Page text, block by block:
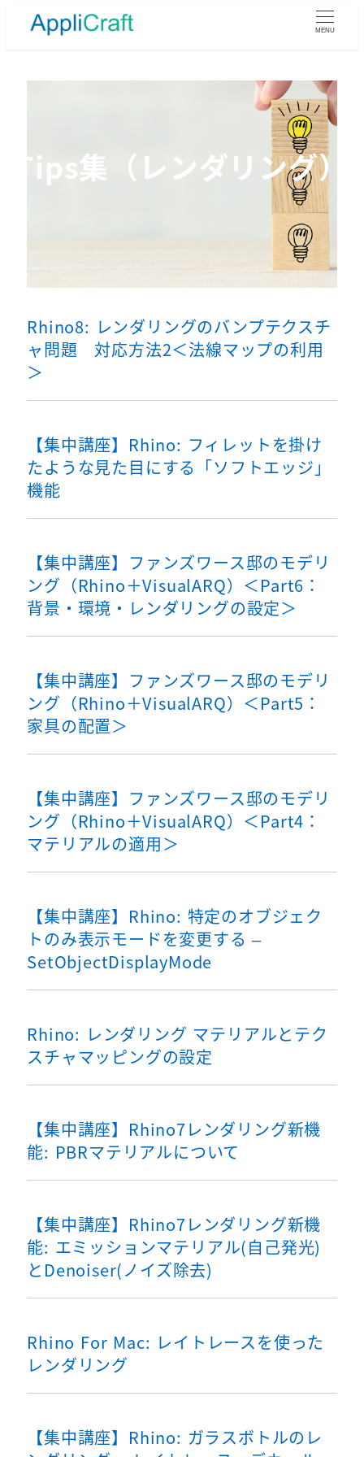
MENU
Tips集（レンダリング）
Rhino8: レンダリングのバンプテクスチ
ャ問題 対応方法2＜法線マップの利用
＞
【集中講座】Rhino: フィレットを掛け
たような見た目にする「ソフトエッジ」
機能
【集中講座】ファンズワース邸のモデリ
ング（Rhino＋VisualARQ）＜Part6：
背景・環境・レンダリングの設定＞
【集中講座】ファンズワース邸のモデリ
ング（Rhino＋VisualARQ）＜Part5：
家具の配置＞
【集中講座】ファンズワース邸のモデリ
ング（Rhino＋VisualARQ）＜Part4：
マテリアルの適用＞
【集中講座】Rhino: 特定のオブジェク
トのみ表示モードを変更する –
SetObjectDisplayMode
Rhino: レンダリング マテリアルとテク
スチャマッピングの設定
【集中講座】Rhino7レンダリング新機
能: PBRマテリアルについて
【集中講座】Rhino7レンダリング新機
能: エミッションマテリアル(自己発光)
とDenoiser(ノイズ除去)
Rhino For Mac: レイトレースを使った
レンダリング
【集中講座】Rhino: ガラスボトルのレ